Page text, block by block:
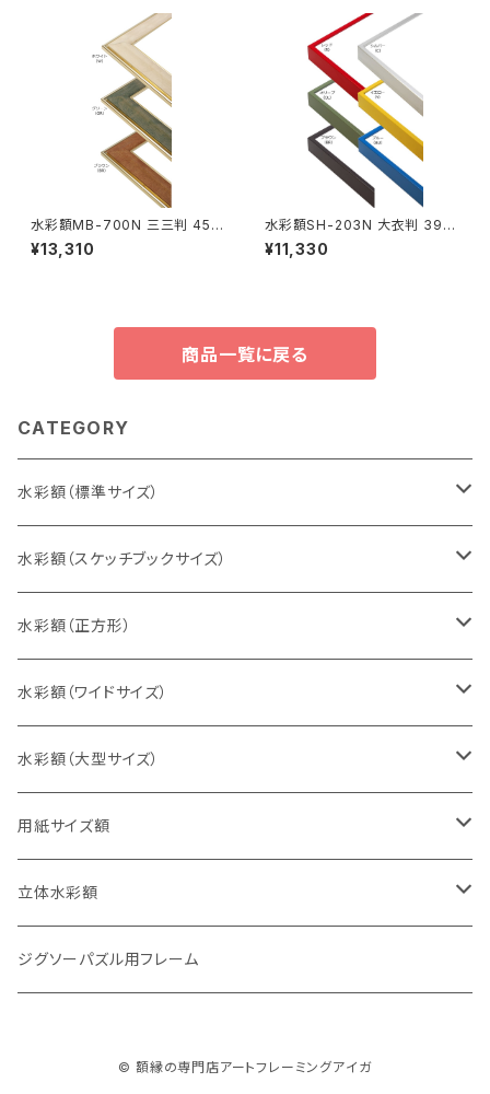
水彩額MB-700N 三三判 454
×605ミリ
¥13,310
水彩額SH-203N 大衣判 393
×508ミリ
¥11,330
商品一覧に戻る
CATEGORY
水彩額（標準サイズ）
インチ判（203×254ミリ）
八切判（242×303ミリ）
太子判（288×379ミリ）
四切判（348×424ミリ）
大衣判（394×509ミリ）
半切判（424×545ミリ）
三三判（455×606ミリ）
水彩額（スケッチブックサイズ）
スケッチ4Ｆ（352×443ミリ）
スケッチ6Ｆ（458×550ミリ）
スケッチ8Ｆ（520×595ミリ）
スケッチ10Ｆ（595×670ミリ）
水彩額（正方形）
10cm正方形（100×100ミリ）
15cm正方形（150×150ミリ）
20cm正方形（200×200ミリ）
25cm正方形（250×250ミリ）
30cm正方形（300×300ミリ）
水彩額（ワイドサイズ）
15×30cm
20×40cm
25×50cm
30×60cm
水彩額（大型サイズ）
大判（660×850ミリ）
MO判（693×893ミリ）
特全判（780×1050ミリ）
用紙サイズ額
B5判（182×257ミリ）
A4判（210×297ミリ）
立体水彩額
インチ判（203×254ミリ）
ジグソーパズル用フレーム
© 額縁の専門店アートフレーミングアイガ